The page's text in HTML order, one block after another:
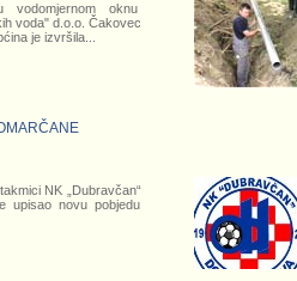
vodomjernom oknu
voda" d.o.o. Čakovec
je izvršila...
NK „Dubravčan“
upisao novu pobjedu